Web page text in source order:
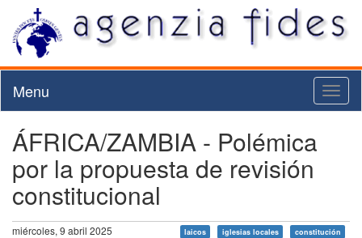
Menu
ÁFRICA/ZAMBIA - Polémica
por la propuesta de revisión
constitucional
miércoles, 9 abril 2025 laicos iglesias locales constitución